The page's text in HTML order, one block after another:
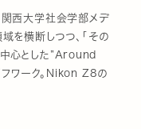
関西大学社会学部メデ
を横断しつつ、「その
中心とした”Around
ワーク。Nikon Z8の